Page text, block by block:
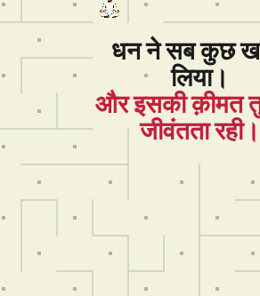
धन ने सब कुछ
लिया।
और इसकी क़ीमत
जीवंतता रही।